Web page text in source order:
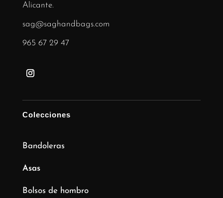
Alicante.
sag@saghandbags.com
965 67 29 47
Colecciones
Bandoleras
Asas
Bolsos de hombro